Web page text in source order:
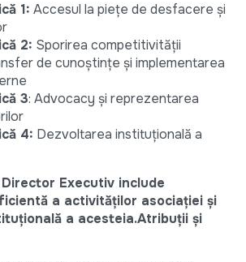
1: Accesul la piețe de desfacere și
2: Sporirea competitivității
de cunoștințe și implementarea
3: Advocacy și reprezentarea
4: Dezvoltarea instituțională a
Executiv include
a activităților asociației și
a acesteia.Atribuții și